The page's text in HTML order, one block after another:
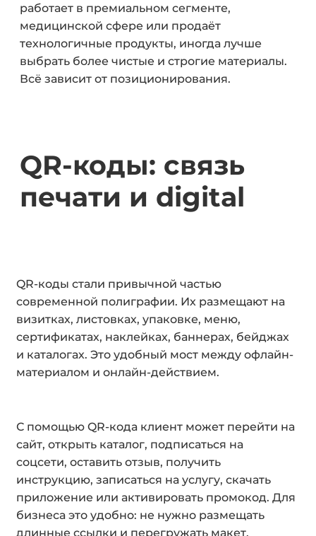
работает в премиальном сегменте,
медицинской сфере или продаёт
технологичные продукты, иногда лучше
выбрать более чистые и строгие материалы.
Всё зависит от позиционирования.
QR-коды: связь
печати и digital
QR-коды стали привычной частью
современной полиграфии. Их размещают на
визитках, листовках, упаковке, меню,
сертификатах, наклейках, баннерах, бейджах
и каталогах. Это удобный мост между офлайн-
материалом и онлайн-действием.
С помощью QR-кода клиент может перейти на
сайт, открыть каталог, подписаться на
соцсети, оставить отзыв, получить
инструкцию, записаться на услугу, скачать
приложение или активировать промокод. Для
бизнеса это удобно: не нужно размещать
длинные ссылки и перегружать макет.